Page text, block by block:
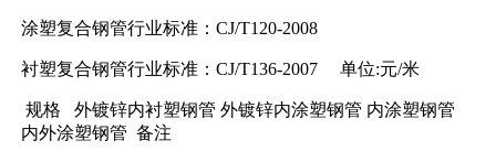
涂塑复合钢管行业标准：CJ/T120-2008
衬塑复合钢管行业标准：CJ/T136-2007 单位:元/米
规格 外镀锌内衬塑钢管 外镀锌内涂塑钢管 内涂塑钢管
内外涂塑钢管 备注